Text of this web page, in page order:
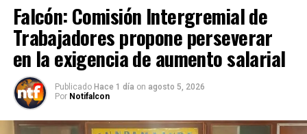
Falcón: Comisión Intergremial de
Trabajadores propone perseverar
en la exigencia de aumento salarial
Publicado Hace 1 día on agosto 5, 2026
Por Notifalcon